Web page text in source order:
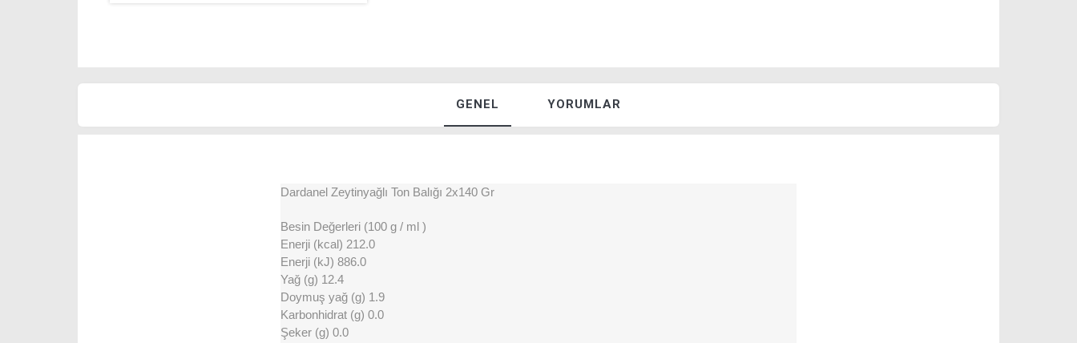
GENEL YORUMLAR
Dardanel Zeytinyağlı Ton Balığı 2x140 Gr
Besin Değerleri (100 g / ml )
Enerji (kcal) 212.0
Enerji (kJ) 886.0
Yağ (g) 12.4
Doymuş yağ (g) 1.9
Karbonhidrat (g) 0.0
Şeker (g) 0.0